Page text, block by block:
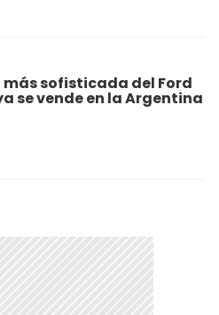
más sofisticada del Ford
se vende en la Argentina